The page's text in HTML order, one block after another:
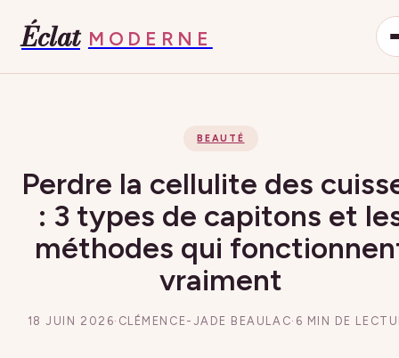
Éclat MODERNE
BEAUTÉ
Perdre la cellulite des
: 3 types de capitons et
méthodes qui
vraiment
18 JUIN 2026· CLÉMENCE-JADE BEAULAC· 6 MIN DE